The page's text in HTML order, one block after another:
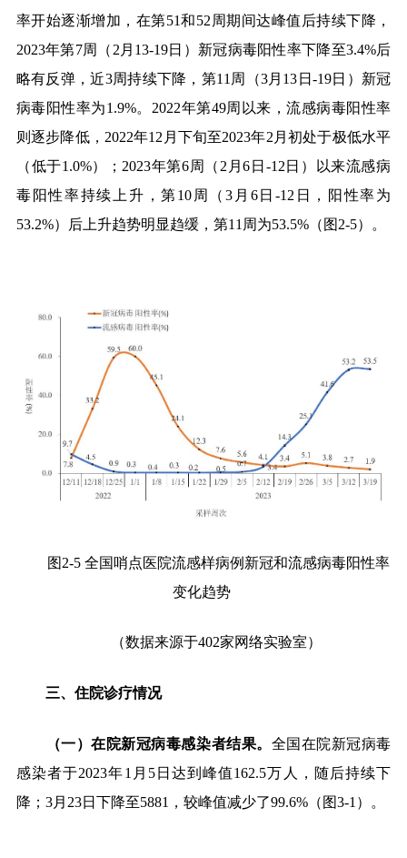
率开始逐渐增加，在第51和52 周期间达峰值后持续下降，
2023年第7周（ 2 月 13-19日）新冠病毒阳性率下降至3.4%后
略有反弹，近3周持续下降，第11 周（3月 13 日 -19日）新冠
病毒阳性率为1.9%。 2022年第49周以来，流感病毒阳性率
则逐步降低， 2022年12 月下旬至2023年2 月初处于极低水平
（低于1.0%）； 2023年第6周（ 2 月6 日 -12 日）以来流感病
毒阳性率持续上升，第10周（3 月 6日 -12 日，阳性率为
53.2%）后上升趋势明显趋缓，第11 周为53.5%（图2-5） 。
图2-5 全国哨点医院流感样病例新冠和流感病毒阳性率
变化趋势
（数据来源于402家网络实验室）
三、住院诊疗情况
（一）在院新冠病毒感染者结果。 全国在院新冠病毒
感染者于2023年1 月 5日达到峰值162.5万人，随后持续下
降； 3月 23日下降至5881 ，较峰值减少了99.6%（图3-1 ）。